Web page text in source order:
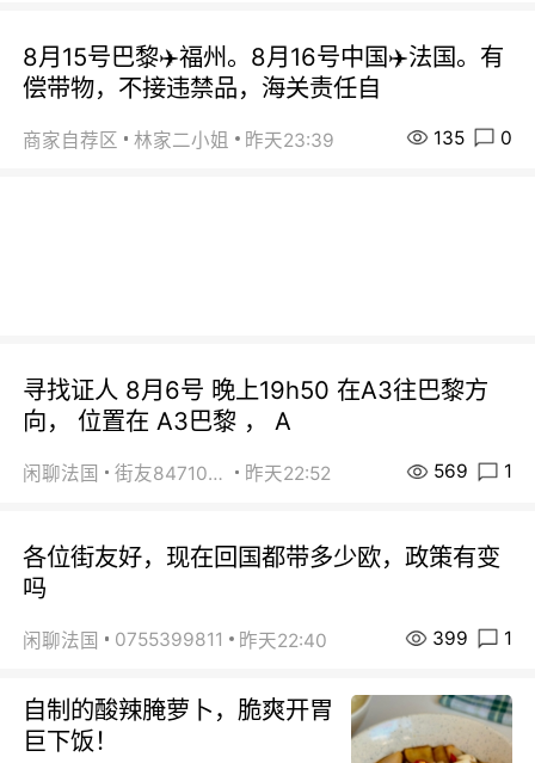
8月15号巴黎✈️福州。8月16号中国✈️法国。有
偿带物，不接违禁品，海关责任自
商家自荐区 林家二小姐 昨天23:39 135 0
寻找证人 8月6号 晚上19h50 在A3往巴黎方
向， 位置在 A3巴黎 ， A
闲聊法国 街友84710671 昨天22:52 569 1
各位街友好，现在回国都带多少欧，政策有变
吗
闲聊法国 0755399811 昨天22:40 399 1
自制的酸辣腌萝卜，脆爽开胃
巨下饭！